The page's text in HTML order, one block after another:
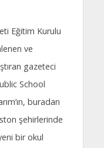
Eğitim Kurulu
ve
gazeteci
School
buradan
şehirlerinde
bir okul